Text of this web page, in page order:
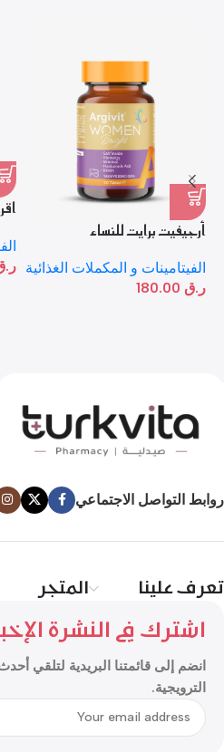
أرجيفيت برايت للنساء
الفيتامينات و المكملات الغذائية
ر.ق
روابط التواصل الاجتماعي
تعرف علينا المتجر
اشترك في النشرة
انضم إلى قائمتنا البريدية لتلقي
الترويجية.